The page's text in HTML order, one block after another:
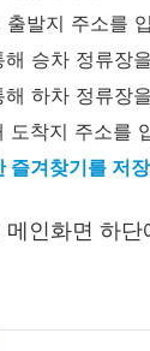
발지 주소를
승차 정류장
하차 정류장
착지 주소를
즐겨찾기를 저
인화면 하